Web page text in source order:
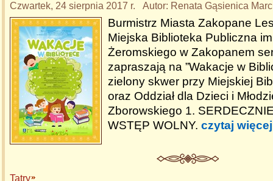
Czwartek, 24 sierpnia 2017 r. Autor: Renata Gąsienica
Burmistrz Miasta Zakopane
Miejska Biblioteka Publiczna
Żeromskiego w Zakopanem
zapraszają na ”Wakacje w
zielony skwer przy Miejskiej
oraz Oddział dla Dzieci i
Zborowskiego 1.
WSTĘP WOLNY. czytaj więcej
Tatry